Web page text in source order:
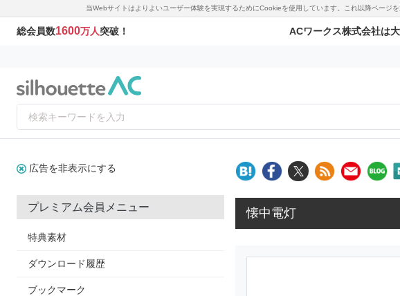
当Webサイトはよりよいユーザー体験を実現するためにCookieを使用しています。これ以降ペー
総会員数1600万人突破！ ACワークス株式会社は
広告を非表示にする
プレミアム会員メニュー
特典素材
ダウンロード履歴
ブックマーク
懐中電灯